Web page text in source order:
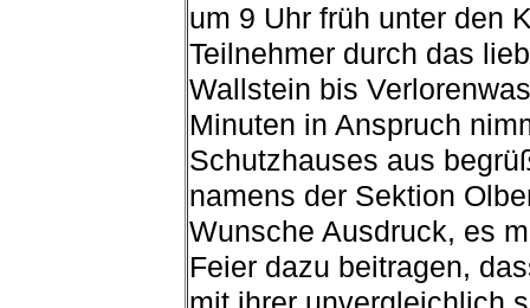
um 9 Uhr früh unter den
Teilnehmer durch das
Wallstein bis
Minuten in Anspruch
Schutzhauses aus
namens der Sektion
Wunsche Ausdruck, es
Feier dazu beitragen,